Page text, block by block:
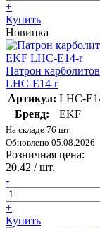
+
Купить
Новинка
Патрон
LHC-E14-r
Артикул: LHC-
Бренд:
EKF
На складе 76 шт.
Обновлено 05.08.2026
Розничная цена:
20.42 / шт.
-
+
Купить